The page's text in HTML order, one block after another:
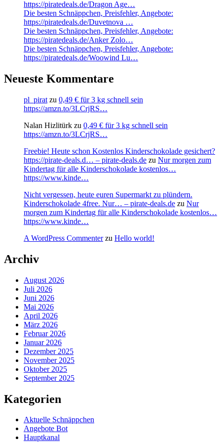
https://piratedeals.de/Dragon Age…
Die besten Schnäppchen, Preisfehler, Angebote:
https://piratedeals.de/Duvetnova …
Die besten Schnäppchen, Preisfehler, Angebote:
https://piratedeals.de/Anker Zolo…
Die besten Schnäppchen, Preisfehler, Angebote:
https://piratedeals.de/Woowind Lu…
Neueste Kommentare
pl_pirat zu 0,49 € für 3 kg schnell sein
https://amzn.to/3LCrjRS…
Nalan Hizlitürk zu 0,49 € für 3 kg schnell sein
https://amzn.to/3LCrjRS…
Freebie! Heute schon Kostenlos Kinderschokolade gesichert?
https://pirate-deals.d… – pirate-deals.de zu Nur morgen zum
Kindertag für alle Kinderschokolade kostenlos…
https://www.kinde…
Nicht vergessen, heute euren Supermarkt zu plündern.
Kinderschokolade 4free. Nur… – pirate-deals.de zu Nur
morgen zum Kindertag für alle Kinderschokolade kostenlos…
https://www.kinde…
A WordPress Commenterzu Hello world!
Archiv
August 2026
Juli 2026
Juni 2026
Mai 2026
April 2026
März 2026
Februar 2026
Januar 2026
Dezember 2025
November 2025
Oktober 2025
September 2025
Kategorien
Aktuelle Schnäppchen
Angebote Bot
Hauptkanal